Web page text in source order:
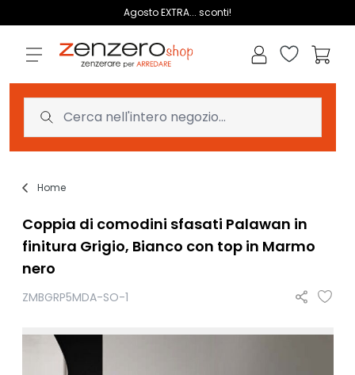
Agosto EXTRA... sconti!
Lista dei
Home
Coppia di comodini sfasati Palawan in
finitura Grigio, Bianco con top in Marmo
nero
ZMBGRP5MDA-SO-1